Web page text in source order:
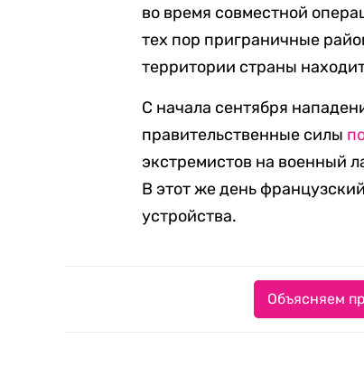
во время совместной
тех пор приграничные
территории страны
С начала сентября
правительственные силы
экстремистов на военный
В этот же день
устройства.
Объясняем